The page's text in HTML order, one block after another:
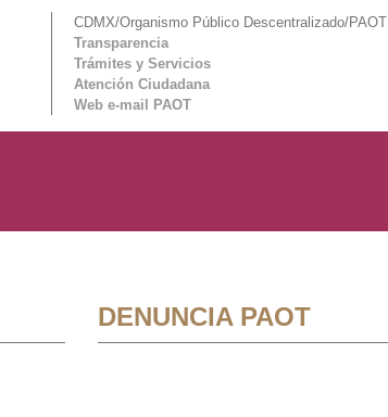
CDMX/Organismo Público Descentralizado/PAOT
Transparencia
Trámites y Servicios
Atención Ciudadana
Web e-mail PAOT
DENUNCIA PAOT